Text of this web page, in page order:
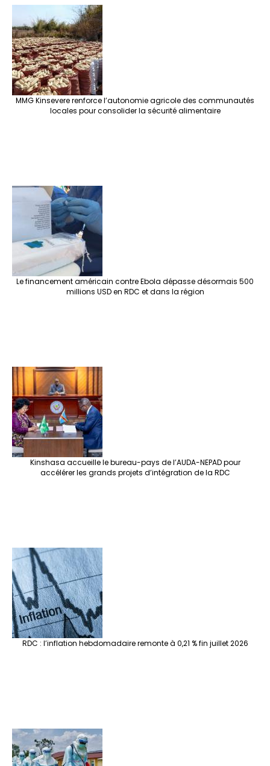
MMG Kinsevere renforce l’autonomie agricole des communautés
locales pour consolider la sécurité alimentaire
Le financement américain contre Ebola dépasse désormais 500
millions USD en RDC et dans la région
Kinshasa accueille le bureau-pays de l’AUDA-NEPAD pour
accélérer les grands projets d’intégration de la RDC
RDC : l’inflation hebdomadaire remonte à 0,21 % fin juillet 2026